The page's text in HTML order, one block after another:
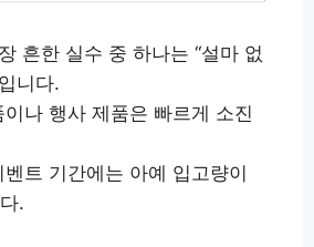
흔한 실수 중 하나는 “설마 없
니다.
나 행사 제품은 빠르게 소진
트 기간에는 아예 입고량이
.